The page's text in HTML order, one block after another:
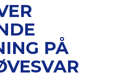
PÅ